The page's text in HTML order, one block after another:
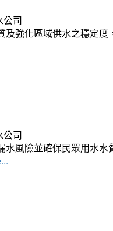
公司
及強化區域供水之穩定
公司
水風險並確保民眾用水